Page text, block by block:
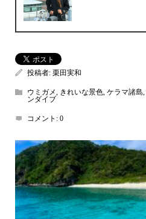
投稿者: 栗田実和
ウミガメ きれいな景色, ケラマ諸島
ンダイブ
コメント: 0